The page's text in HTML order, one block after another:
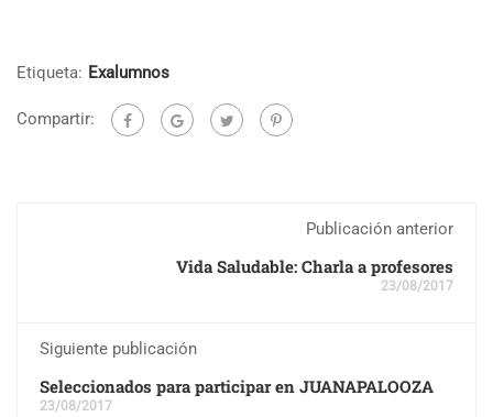
Etiqueta: Exalumnos
Compartir:
Publicación anterior
Vida Saludable: Charla a profesores
23/08/2017
Siguiente publicación
Seleccionados para participar en JUANAPALOOZA
23/08/2017